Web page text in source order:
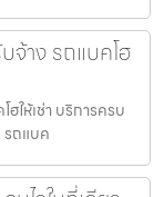
จ้าง รถแบคโฮ
ให้เช่า บริการครบ
รถแบค